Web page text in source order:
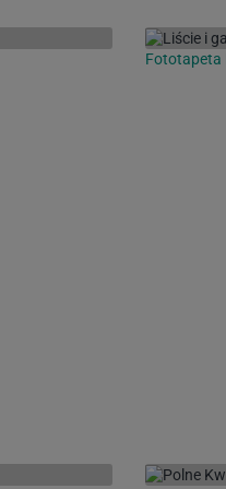
Fototapeta